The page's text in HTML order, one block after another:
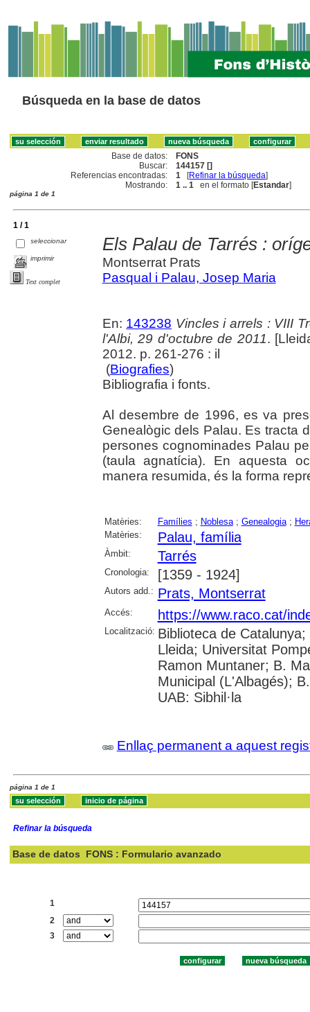
Búsqueda en la base de datos
Base de datos:
FONS
Buscar:
144157 []
Referencias encontradas:
1 [Refinar la búsqueda]
Mostrando:
1 .. 1 en el formato [Estandar]
página 1 de 1
1 / 1
seleccionar
imprimir
Text complet
Els Palau de Tarrés :
Montserrat Prats
Pasqual i Palau, Josep Maria
En: 143238 Vincles i arrels : VIII
l'Albi, 29 d'octubre de 2011.
2012. p. 261-276 : il
(Biografies)
Bibliografia i fonts.
Al desembre de 1996, es va
Genealògic dels Palau. Es tracta
persones cognominades Palau
(taula agnatícia). En aquesta
manera resumida, és la forma
Matèries: Famílies ; Noblesa; Genealogia;
Matèries:
Palau, família
Àmbit: Tarrés
Cronologia: [1359 - 1924]
Autors add.: Prats, Montserrat
Accés: https://www.raco.cat/
Localització: Biblioteca de
Lleida; Universitat
Ramon Muntaner; B.
Municipal (L'Albagés);
UAB: Sibhil·la
Enllaç permanent a aquest
página 1 de 1
Refinar la búsqueda
Base de datos FONS : Formulario avanzado
1
2
3